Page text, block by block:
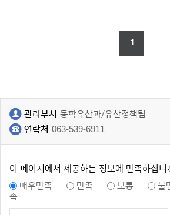
1
관리부서 동학유산과/유산정책팀
연락처 063-539-6911
이 페이지에서 제공하는 정보에 만족하십니
매우만족
만족 보통 불
족